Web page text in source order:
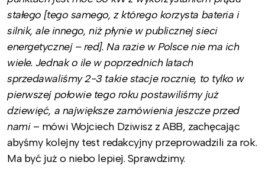
stałego [tego samego, z którego korzysta bateria i
silnik, ale innego, niż płynie w publicznej sieci
energetycznej – red]. Na razie w Polsce nie ma ich
wiele. Jednak o ile w poprzednich latach
sprzedawaliśmy 2-3 takie stacje rocznie, to tylko w
pierwszej połowie tego roku postawiliśmy już
dziewięć, a największe zamówienia jeszcze przed
nami – mówi Wojciech Dziwisz z ABB, zachęcając
abyśmy kolejny test redakcyjny przeprowadzili za rok.
Ma być już o niebo lepiej. Sprawdzimy.